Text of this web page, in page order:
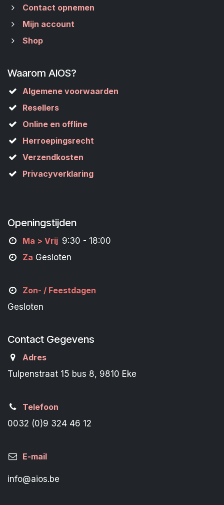
Contact opnemen
Mijn account
Shop
Waarom AIOS?
Algemene voorwaarden
Resellers
Online en offline
Herroepingsrecht
Verzendkosten
Privacyverklaring
Openingstijden
Ma > Vrij 9:30 - 18:00
Za Gesloten
Zon- / Feestdagen
Gesloten
Contact Gegevens
Adres
Tulpenstraat 15 bus 8, 9810 Eke
Telefoon
0032 (0)9 324 46 12
E-mail
info@aios.be